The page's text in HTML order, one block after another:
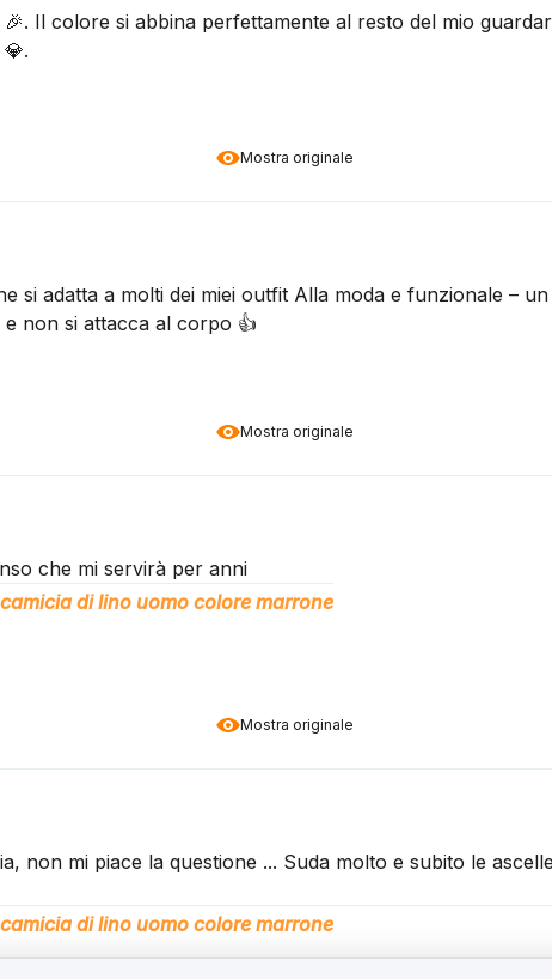
Mostra originale
Il colore si abbina perfettamente al resto del mio
Mostra originale
si adatta a molti dei miei outfit Alla moda e funzionale –
non si attacca al corpo 👍️
Mostra originale
che mi servirà per anni
di lino uomo colore marrone
non mi piace la questione ... Suda molto e subito le
di lino uomo colore marrone